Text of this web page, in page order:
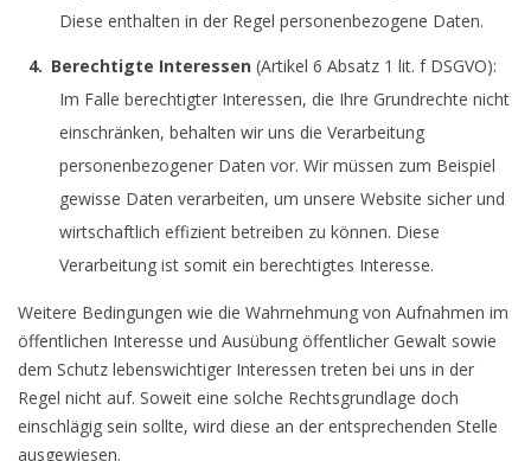
Diese enthalten in der Regel personenbezogene Daten.
Berechtigte Interessen (Artikel 6 Absatz 1 lit. f DSGVO):
Im Falle berechtigter Interessen, die Ihre Grundrechte nicht
einschränken, behalten wir uns die Verarbeitung
personenbezogener Daten vor. Wir müssen zum Beispiel
gewisse Daten verarbeiten, um unsere Website sicher und
wirtschaftlich effizient betreiben zu können. Diese
Verarbeitung ist somit ein berechtigtes Interesse.
Weitere Bedingungen wie die Wahrnehmung von Aufnahmen im
öffentlichen Interesse und Ausübung öffentlicher Gewalt sowie
dem Schutz lebenswichtiger Interessen treten bei uns in der
Regel nicht auf. Soweit eine solche Rechtsgrundlage doch
einschlägig sein sollte, wird diese an der entsprechenden Stelle
ausgewiesen.